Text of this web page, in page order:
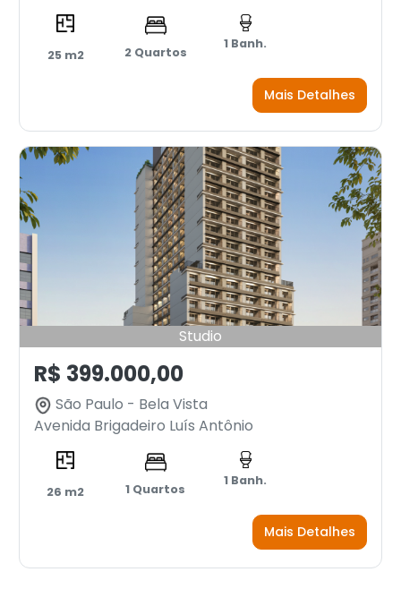
25 m2 2 Quartos
1 Banh.
Mais Detalhes
Studio
R$ 399.000,00
São Paulo - Bela Vista
Avenida Brigadeiro Luís Antônio
26 m2 1 Quartos
1 Banh.
Mais Detalhes